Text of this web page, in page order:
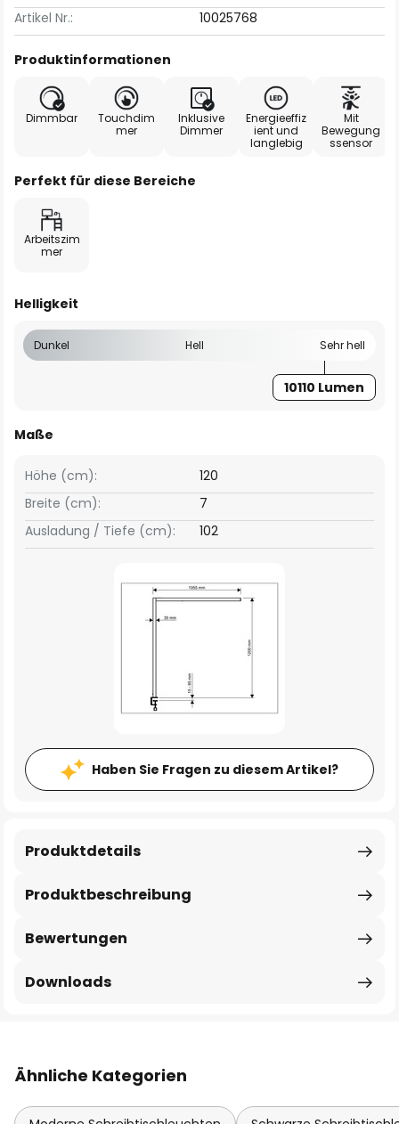
Artikel Nr.:
10025768
Produktinformationen
Dimmbar
Touchdim
mer
Inklusive
Dimmer
Energieeffiz
ient und
langlebig
Mit
Bewegung
ssensor
Perfekt für diese Bereiche
Arbeitszim
mer
Helligkeit
Dunkel Hell Sehr hell
10110 Lumen
Maße
Breite (cm): 7
Höhe (cm): 120
Ausladung / Tiefe (cm): 102
Haben Sie Fragen zu diesem Artikel?
Produktbeschreibung
Produktdetails
Bewertungen
Downloads
Ähnliche Kategorien